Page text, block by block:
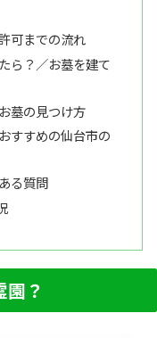
可までの流れ
ら？／お墓を建て
墓の見つけ方
すすめの仙台市の
る質問
？